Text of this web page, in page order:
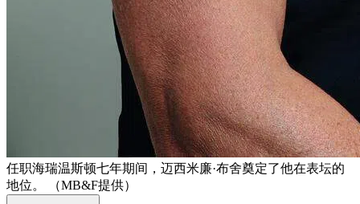
任职海瑞温斯顿七年期间，迈西米廉·布舍奠定了他在表坛的
地位。 （MB&F提供）